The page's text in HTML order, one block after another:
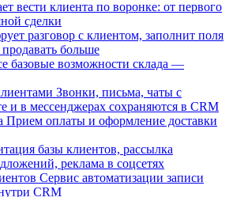
вести клиента по воронке: от первого
сделки
разговор с клиентом, заполнит поля
больше
базовые возможности склада —
Звонки, письма, чаты с
и в мессенджерах сохраняются в CRM
Прием оплаты и оформление доставки
базы клиентов, рассылка
реклама в соцсетях
Сервис автоматизации записи
CRM